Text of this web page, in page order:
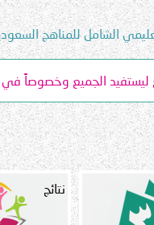
الشامل للمناهج
الجميع وخصوصاً في
نتائج